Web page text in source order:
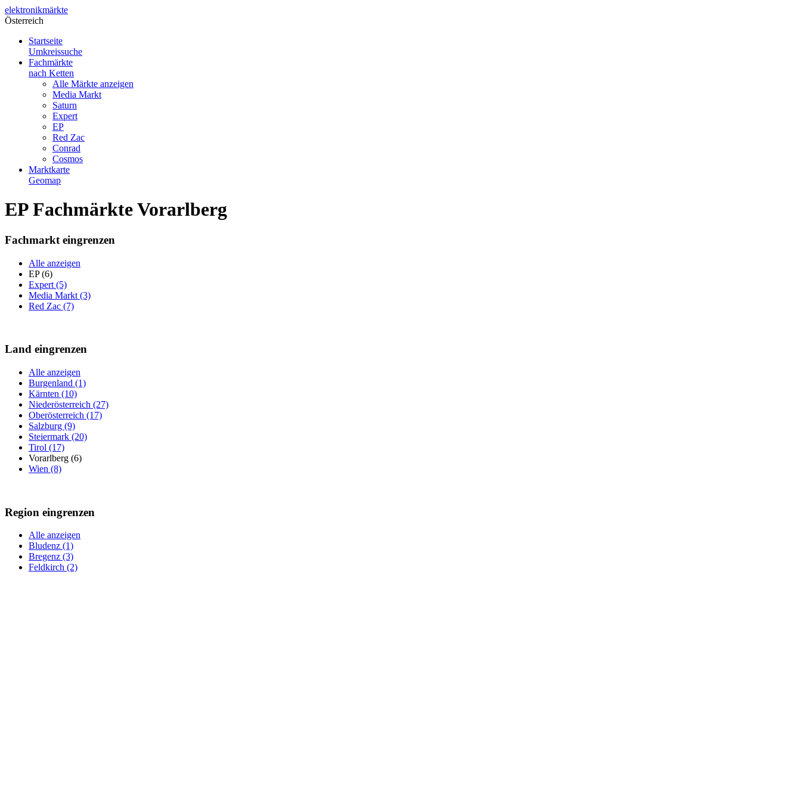
elektronikmärkte
Österreich
Startseite
Umkreissuche
Fachmärkte
nach Ketten
Alle Märkte anzeigen
Media Markt
Saturn
Expert
EP
Red Zac
Conrad
Cosmos
Marktkarte
Geomap
EP Fachmärkte Vorarlberg
Fachmarkt eingrenzen
Alle anzeigen
EP (6)
Expert (5)
Media Markt (3)
Red Zac (7)
Land eingrenzen
Alle anzeigen
Burgenland (1)
Kärnten (10)
Niederösterreich (27)
Oberösterreich (17)
Salzburg (9)
Steiermark (20)
Tirol (17)
Vorarlberg (6)
Wien (8)
Region eingrenzen
Alle anzeigen
Bludenz (1)
Bregenz (3)
Feldkirch (2)